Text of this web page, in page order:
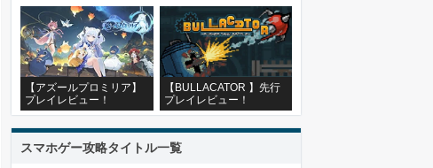
【アズールプロミリア】
プレイレビュー！
【BULLACATOR 】先行
プレイレビュー！
スマホゲー攻略タイトル一覧